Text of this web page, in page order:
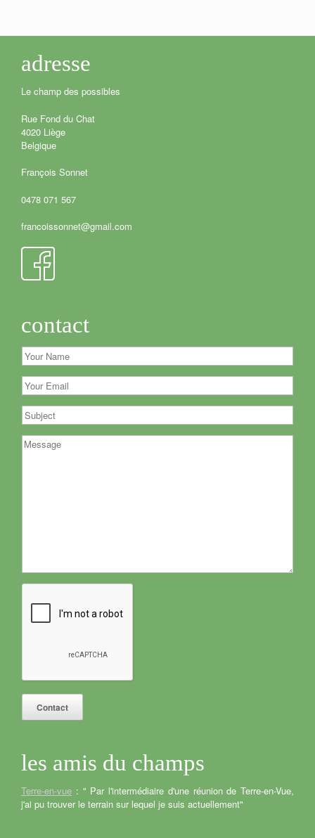
adresse
Le champ des possibles
Rue Fond du Chat
4020 Liège
Belgique
François Sonnet
0478 071 567
francoissonnet@gmail.com
contact
Contact
les amis du champs
Terre-en-vue : " Par l'intermédiaire d'une réunion de Terre-en-Vue,
j'ai pu trouver le terrain sur lequel je suis actuellement"